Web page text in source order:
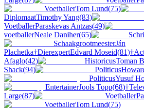
VoetballerTom Lund(75)
DiplomaatTimothy Yang(83)
VoetballerParaskevas Antzas(49)
voetballerNeale Daniher(65)
SchaakgrootmeesterJán
Plachetka†DierexpertEdvard Moseid(81)†
Afaglo(42) HistoricusToman
Shack(94) Politicus
PoliticusYusuf
EntertainerJools Topp(68)†
Large(87) Voetballer
VoetballerTom Lund(75)